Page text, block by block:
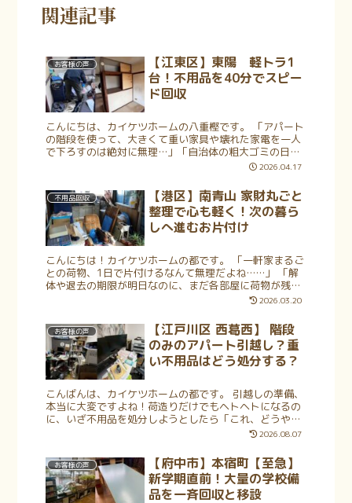
関連記事
お客様の声
【江東区】東陽 軽トラ1
台！不用品を40分でスピー
ド回収
こんにちは、カイケツホームの八重樫です。 「アパート
の階段を使って、大きくて重い家具や壊れた家電を一人
で下ろすのは絶対に無理…」「自治体の粗大ゴミの日に
合わせて予定を組むのが難しい…」といったお悩みはあ
2026.04.17
不用品回収
【港区】南青山 家財丸ごと
整理で心も軽く！次の暮ら
しへ進むお片付け
こんにちは！カイケツホームの都です。 「一軒家まるご
との荷物、1日で片付けるなんて無理だよね……」 「解
体や退去の期限が明日なのに、まだ各部屋に荷物が残っ
ている」 そんな絶望的な状況でも、諦める前にぜひプロ
2026.03.20
お客様の声
【江戸川区 西葛西】 階段
のみのアパート引越し？重
い不用品はどう処分する？
こんばんは、カイケツホームの都です。 引越しの準備、
本当に大変ですよね！荷造りだけでもヘトヘトになるの
に、いざ不用品を処分しようとしたら「これ、どうやっ
て階段で下ろすの！？」と絶望した経験はありません
2026.08.07
お客様の声
【府中市】本宿町【至急】
新学期直前！大量の学校備
品を一斉回収と移設